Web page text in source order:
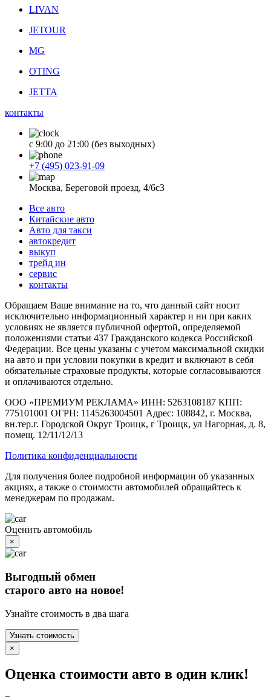
LIVAN
JETOUR
MG
OTING
JETTA
контакты
с 9:00 до 21:00 (без выходных)
+7 (495) 023-91-09
Москва, Береговой проезд, 4/6с3
Все авто
Китайские авто
Авто для такси
автокредит
выкуп
трейд ин
сервис
контакты
Обращаем Ваше внимание на то, что данный сайт носит
исключительно информационный характер и ни при каких
условиях не является публичной офертой, определяемой
положениями статьи 437 Гражданского кодекса Российской
Федерации. Все цены указаны с учетом максимальной скидки
на авто и при условии покупки в кредит и включают в себя
обязательные страховые продукты, которые согласовываются
и оплачиваются отдельно.
ООО «ПРЕМИУМ РЕКЛАМА» ИНН: 5263108187 КПП:
775101001 ОГРН: 1145263004501 Адрес: 108842, г. Москва,
вн.тер.г. Городской Округ Троицк, г Троицк, ул Нагорная, д. 8,
помещ. 12/11/12/13
Политика конфиденциальности
Для получения более подробной информации об указанных
акциях, а также о стоимости автомобилей обращайтесь к
менеджерам по продажам.
Оценить автомобиль
×
Выгодный обмен
старого авто на новое!
Узнайте стоимость в два шага
Узнать стоимость
×
Оценка стоимости авто в один клик!